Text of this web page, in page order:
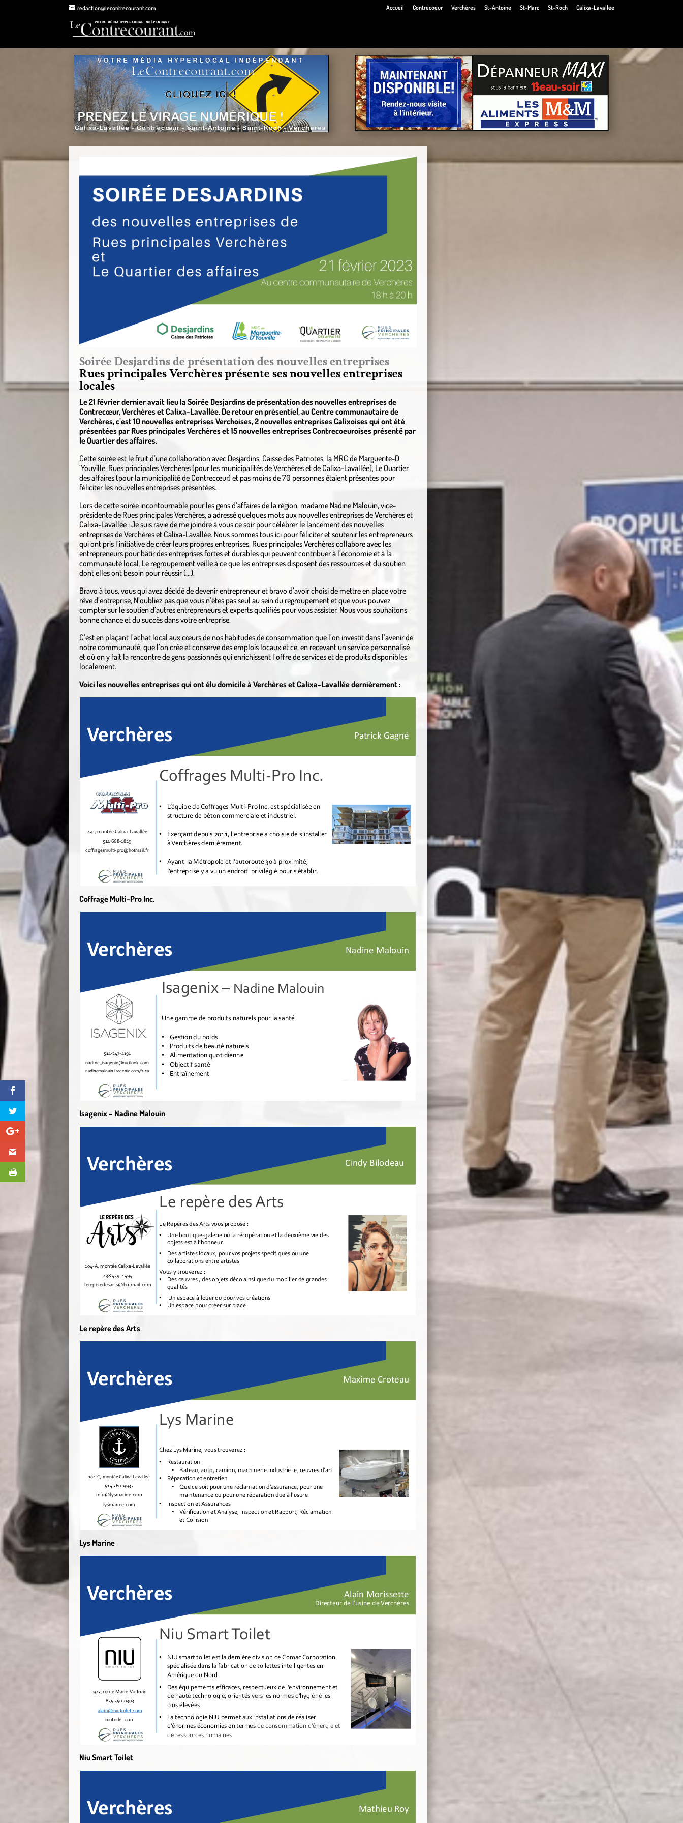
redaction@lecontrecourant.com Accueil Contrecoeur Verchères St-Antoine St-Marc St-Roch Calixa-Lavallée
Soirée Desjardins de présentation des nouvelles entreprises
Rues principales Verchères présente ses nouvelles entreprises
locales
Le 21 février dernier avait lieu la Soirée Desjardins de présentation des nouvelles entreprises de
Contrecœur, Verchères et Calixa-Lavallée. De retour en présentiel, au Centre communautaire de
Verchères, c’est 10 nouvelles entreprises Verchoises, 2 nouvelles entreprises Calixoises qui ont été
présentées par Rues principales Verchères et 15 nouvelles entreprises Contrecoeuroises présenté par
le Quartier des affaires.
Cette soirée est le fruit d’une collaboration avec Desjardins, Caisse des Patriotes, la MRC de Marguerite-D
’Youville, Rues principales Verchères (pour les municipalités de Verchères et de Calixa-Lavallée), Le Quartier
des affaires (pour la municipalité de Contrecœur) et pas moins de 70 personnes étaient présentes pour
féliciter les nouvelles entreprises présentées. .
Lors de cette soirée incontournable pour les gens d’affaires de la région, madame Nadine Malouin, vice-
présidente de Rues principales Verchères, a adressé quelques mots aux nouvelles entreprises de Verchères et
Calixa-Lavallée : Je suis ravie de me joindre à vous ce soir pour célébrer le lancement des nouvelles
entreprises de Verchères et Calixa-Lavallée. Nous sommes tous ici pour féliciter et soutenir les entrepreneurs
qui ont pris l’initiative de créer leurs propres entreprises. Rues principales Verchères collabore avec les
entrepreneurs pour bâtir des entreprises fortes et durables qui peuvent contribuer à l’économie et à la
communauté local. Le regroupement veille à ce que les entreprises disposent des ressources et du soutien
dont elles ont besoin pour réussir (…).
Bravo à tous, vous qui avez décidé de devenir entrepreneur et bravo d’avoir choisi de mettre en place votre
rêve d’entreprise, N’oubliez pas que vous n’êtes pas seul au sein du regroupement et que vous pouvez
compter sur le soutien d’autres entrepreneurs et experts qualifiés pour vous assister. Nous vous souhaitons
bonne chance et du succès dans votre entreprise.
C’est en plaçant l’achat local aux cœurs de nos habitudes de consommation que l’on investit dans l’avenir de
notre communauté, que l’on crée et conserve des emplois locaux et ce, en recevant un service personnalisé
et où on y fait la rencontre de gens passionnés qui enrichissent l’offre de services et de produits disponibles
localement.
Voici les nouvelles entreprises qui ont élu domicile à Verchères et Calixa-Lavallée dernièrement :
Coffrage Multi-Pro Inc.
Isagenix – Nadine Malouin
Le repère des Arts
Lys Marine
Niu Smart Toilet